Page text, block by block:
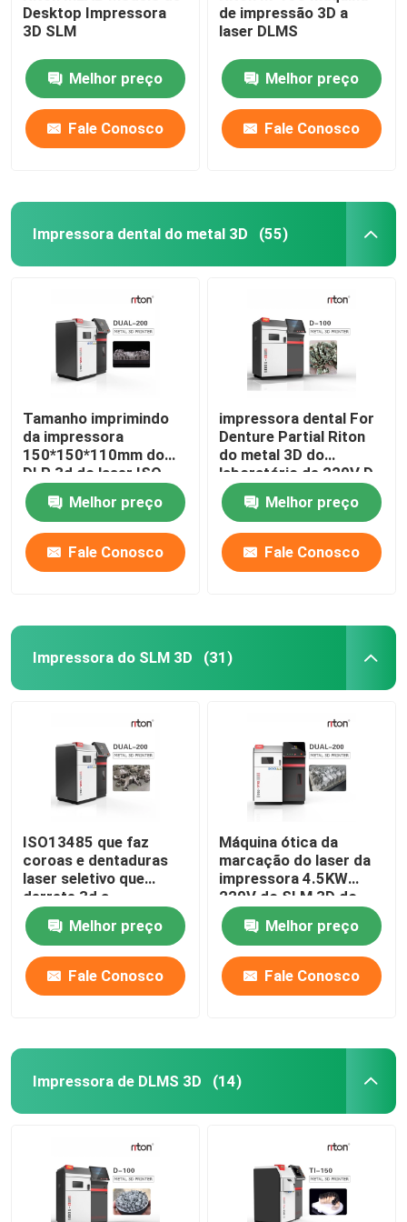
Máquina de dobra de fios DMIS-V1
Máquina de dobra de fios DMIS-V1
Máquina de dobra de fios DMIS-V1
Desktop Impressora
3D SLM
Melhor preço
Fale Conosco
de impressão 3D a
laser DLMS
Melhor preço
Fale Conosco
Impressora dental do metal 3D (55)
Tamanho imprimindo
da impressora
150*150*110mm do
DLP 3d do laser ISO-
13485 para modelos
do implante dental
Melhor preço
Fale Conosco
impressora dental For
Denture Partial Riton
do metal 3D do
laboratório de 220V D-
100
Melhor preço
Fale Conosco
Impressora do SLM 3D (31)
ISO13485 que faz
coroas e dentaduras
laser seletivo que
derrete 3d a
impressora Dual 200
Melhor preço
Fale Conosco
Máquina ótica da
marcação do laser da
impressora 4.5KW
220V do SLM 3D do
metal
Melhor preço
Fale Conosco
Impressora de DLMS 3D (14)